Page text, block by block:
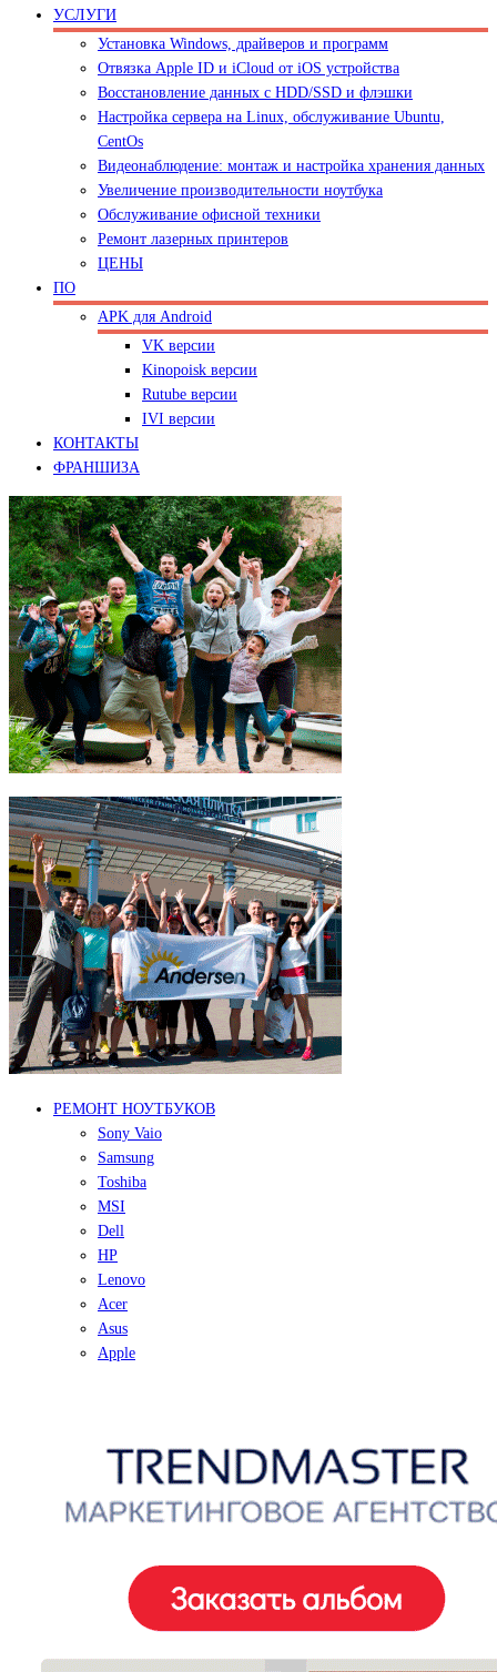
УСЛУГИ
Установка Windows, драйверов и программ
Отвязка Apple ID и iCloud от iOS устройства
Восстановление данных с HDD/SSD и флэшки
Настройка сервера на Linux, обслуживание Ubuntu,
CentOs
Видеонаблюдение: монтаж и настройка хранения данных
Увеличение производительности ноутбука
Обслуживание офисной техники
Ремонт лазерных принтеров
ЦЕНЫ
ПО
APK для Android
VK версии
Kinopoisk версии
Rutube версии
IVI версии
КОНТАКТЫ
ФРАНШИЗА
РЕМОНТ НОУТБУКОВ
Sony Vaio
Samsung
Toshiba
MSI
Dell
HP
Lenovo
Acer
Asus
Apple